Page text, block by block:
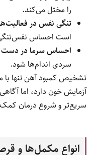
علائم و نشانه‌های
کمبود آهن می‌تواند به
علائم آن خفیف باشد، اما
آزاردهنده‌تر می‌شوند.
هموگلوبین و در نتیجه
بافت‌ها رخ می‌دهد. برخی از
خستگی و ضعف مفرط
می‌شود بدن انرژی
پوست رنگ طبیعی خود